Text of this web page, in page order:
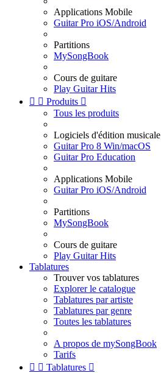
Applications Mobile
Guitar Pro iOS/Android
Partitions
MySongBook
Cours de guitare
Play Guitar Hits
  Produits 
Tous les produits
Logiciels d'édition musicale
Guitar Pro 8 Win/macOS
Guitar Pro Education
Applications Mobile
Guitar Pro iOS/Android
Partitions
MySongBook
Cours de guitare
Play Guitar Hits
Tablatures
Trouver vos tablatures
Explorer le catalogue
Tablatures par artiste
Tablatures par genre
Toutes les tablatures
A propos de mySongBook
Tarifs
  Tablatures 